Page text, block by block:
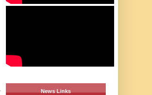
News Links